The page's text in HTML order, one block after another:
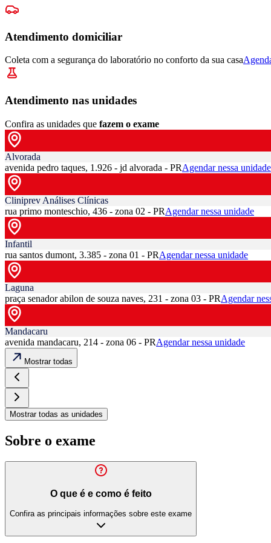
Atendimento domiciliar
Coleta com a segurança do laboratório no conforto da sua casa
Atendimento nas unidades
Confira as unidades que fazem o exame
Alvorada
avenida pedro taques, 1.926 - jd alvorada - PRAgendar nessa unidade
Cliniprev Análises Clínicas
rua primo monteschio, 436 - zona 02 - PRAgendar nessa unidade
Infantil
rua santos dumont, 3.385 - zona 01 - PRAgendar nessa unidade
Laguna
praça senador abilon de souza naves, 231 - zona 03 - PRAgendar
Mandacaru
avenida mandacaru, 214 - zona 06 - PRAgendar nessa unidade
Mostrar todas
Mostrar todas as unidades
Sobre o exame
O que é e como é feito
Confira as principais informações sobre este exame